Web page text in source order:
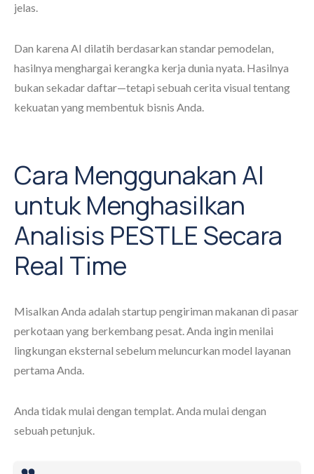
jelas.
Dan karena AI dilatih berdasarkan standar pemodelan,
hasilnya menghargai kerangka kerja dunia nyata. Hasilnya
bukan sekadar daftar—tetapi sebuah cerita visual tentang
kekuatan yang membentuk bisnis Anda.
Cara Menggunakan AI
untuk Menghasilkan
Analisis PESTLE Secara
Real Time
Misalkan Anda adalah startup pengiriman makanan di pasar
perkotaan yang berkembang pesat. Anda ingin menilai
lingkungan eksternal sebelum meluncurkan model layanan
pertama Anda.
Anda tidak mulai dengan templat. Anda mulai dengan
sebuah petunjuk.